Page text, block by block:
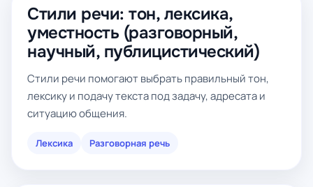
Стили речи: тон, лексика,
уместность (разговорный,
научный, публицистический)
Стили речи помогают выбрать правильный тон,
лексику и подачу текста под задачу, адресата и
ситуацию общения.
Лексика Разговорная речь